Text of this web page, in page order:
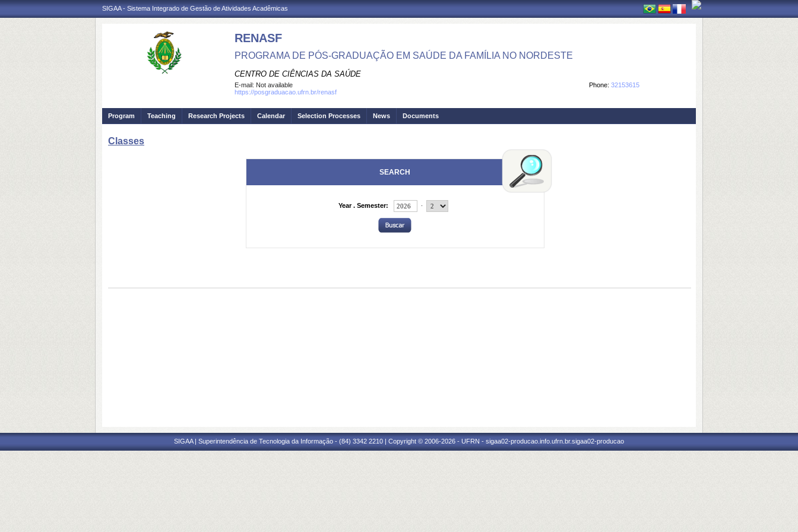
SIGAA - Sistema Integrado de Gestão de Atividades Acadêmicas
RENASF
PROGRAMA DE PÓS-GRADUAÇÃO EM SAÚDE DA FAMÍLIA NO NORDESTE
CENTRO DE CIÊNCIAS DA SAÚDE
Phone: 32153615
E-mail: Not available
https://posgraduacao.ufrn.br/renasf
Program Teaching Research Projects Calendar Selection Processes News Documents
Classes
SEARCH
Year . Semester:
SIGAA | Superintendência de Tecnologia da Informação - (84) 3342 2210 | Copyright © 2006-2026 - UFRN - sigaa02-producao.info.ufrn.br.sigaa02-producao